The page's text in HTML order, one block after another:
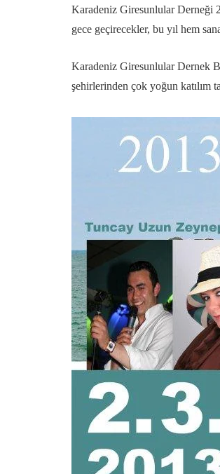
Karadeniz Giresunlular Derneği
gece geçirecekler, bu yıl hem
Karadeniz Giresunlular Dernek
şehirlerinden çok yoğun katılım